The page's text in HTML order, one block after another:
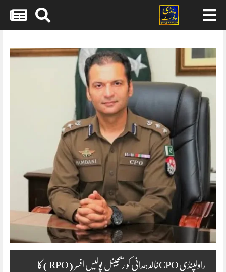
content
راولپنڈی CPOخالدہمدانی کو ریجینل پولیس افسر (RPO)کا